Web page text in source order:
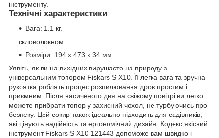
інструменту.
Технічні характеристики
Вага: 1.1 кг.
скловолокном.
Розміри: 194 x 473 x 34 мм.
Уявіть, як ви на вихідних вирушаєте на природу з
універсальним топором Fiskars S X10. Її легка вага та зручна
рукоятка роблять процес розпилювання дров простим і
приємним. Після насиченого дня на свіжому повітрі ви легко
можете прибрати топор у захисний чохол, не турбуючись про
безпеку. Цей сокир також ідеально підходить для садівників,
які цінують надійність та ергономічний дизайн. Кодекс якісний
інструмент Fiskars S X10 121443 допоможе вам швидко і